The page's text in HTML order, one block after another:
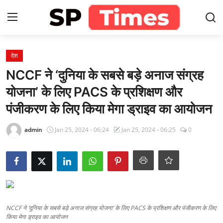
Home
Contact
About
खेल
राजस्थान
मनोरंजन
देश
NCCF ने ‘दुनिया के सबसे बड़े अनाज संग्रह
योजना’ के लिए PACS के प्रशिक्षण और
पंजीकरण के लिए किया मेगा ड्राइव का आयोजन
admin Jan 25, 2024 - 06:24 Jan 25, 2024 - 06:25 0
NCCF ने ‘दुनिया के सबसे बड़े अनाज संग्रह योजना’ के लिए PACS के प्रशिक्षण और पंजीकरण के लिए
किया मेगा ड्राइव का आयोजन